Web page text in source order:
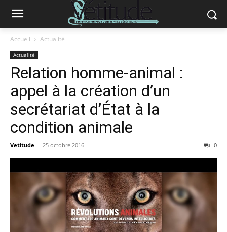
Accueil Actualité
Actualité
Relation homme-animal :
appel à la création d’un
secrétariat d’État à la
condition animale
Vetitude - 25 octobre 2016 0